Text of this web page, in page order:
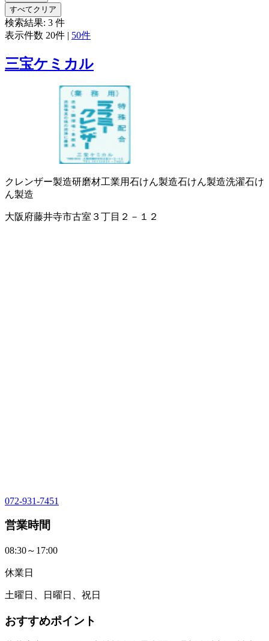
すべてクリア
検索結果: 3 件
表示件数 20件 | 50件
三宝ケミカル
クレンザー製造研磨材工業用石けん製造石けん製造洗濯石け
ん製造
大阪府藤井寺市古室３丁目２－１２
072-931-7451
営業時間
08:30～17:00
休業日
土曜日、日曜日、祝日
おすすめポイント